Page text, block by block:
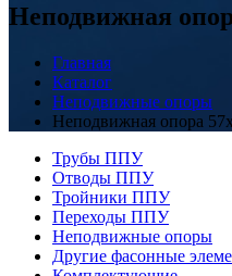
Неподвижная
Главная
Каталог
Неподвижные опоры
Неподвижная опора
Трубы ППУ
Отводы ППУ
Тройники ППУ
Переходы ППУ
Неподвижные опоры
Другие фасонные